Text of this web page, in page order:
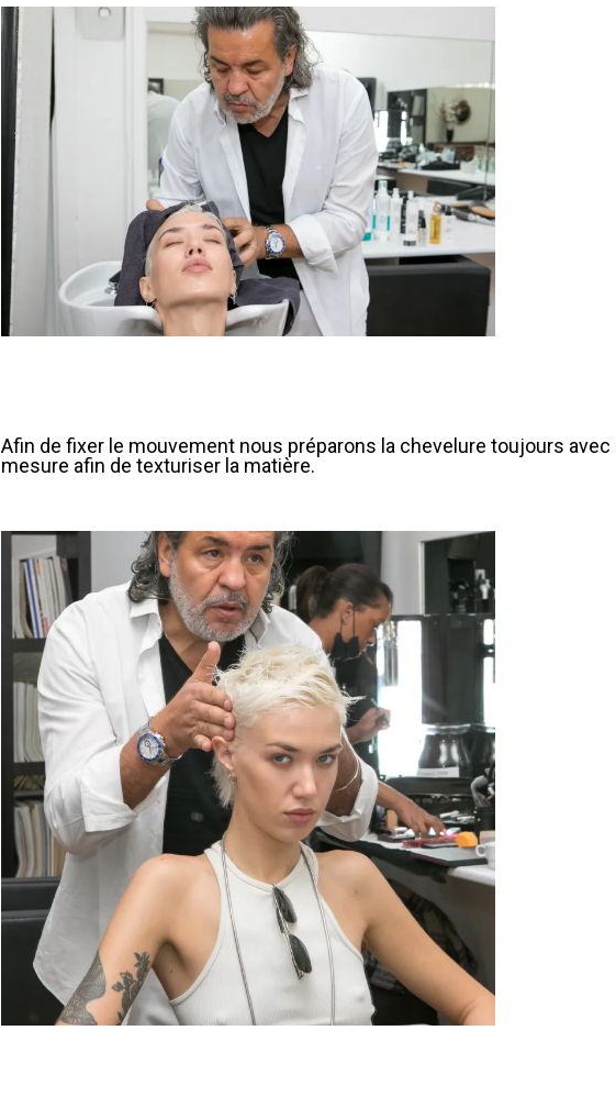
Afin de fixer le mouvement nous préparons la chevelure toujours
mesure afin de texturiser la matière.